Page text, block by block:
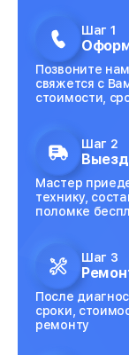
Шаг 1
Позвоните
свяжется с
стоимости,
Шаг 2
Мастер
технику,
поломке
Шаг 3
После
сроки,
ремонту